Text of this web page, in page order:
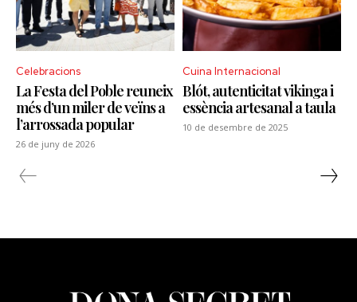
Celebracions
La Festa del Poble reuneix
més d’un miler de veïns a
l’arrossada popular
26 de juny de 2026
Cuina Internacional
Blót, autenticitat vikinga i
essència artesanal a taula
10 de desembre de 2025